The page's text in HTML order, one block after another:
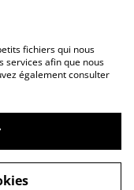
fichiers qui nous
services afin que nous
également consulter